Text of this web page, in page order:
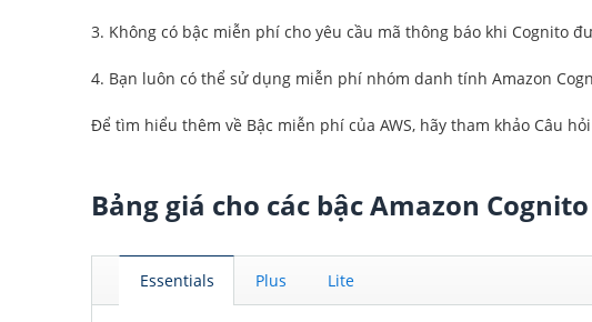
3. Không có bậc miễn phí cho yêu cầu mã thông báo khi Cognito
4. Bạn luôn có thể sử dụng miễn phí nhóm danh tính Amazon
Để tìm hiểu thêm về Bậc miễn phí của AWS, hãy tham khảo Câu
Bảng giá cho các bậc Amazon Cognito
Essentials Plus Lite